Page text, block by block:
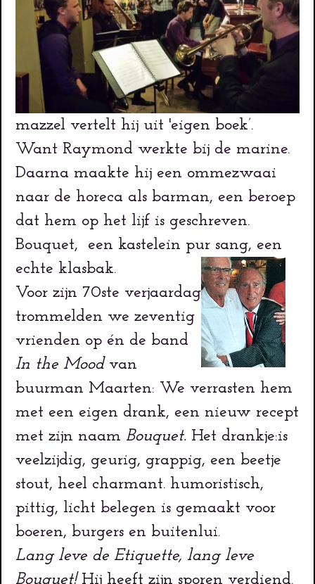
mazzel vertelt hij uit 'eigen boek’.
Want Raymond werkte bij de marine.
Daarna maakte hij een ommezwaai
naar de horeca als barman, een beroep
dat hem op het lijf is geschreven.
Bouquet, een kastelein pur sang, een
echte klasbak.
Voor zijn 70ste verjaardag
trommelden we zeventig
vrienden op én de band
In the Moodvan
buurman Maarten: We verrasten hem
met een eigen drank, een nieuw recept
met zijn naam Bouquet. Het drankje:is
veelzijdig, geurig, grappig, een beetje
stout, heel charmant. humoristisch,
pittig, licht belegen is gemaakt voor
boeren, burgers en buitenlui.
Lang leve de Etiquette, lang leve
Bouquet!Hij heeft zijn sporen verdiend.